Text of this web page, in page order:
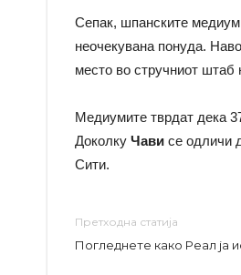
Сепак, шпанските
неочекувана понуда.
место во стручниот штаб
Медиумите тврдат дека
Доколку Чави се одличи
Сити.
Претходна статија
Погледнете како Реал ја